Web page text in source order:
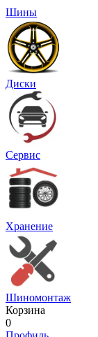
Шины
Диски
Сервис
Хранение
Шиномонтаж
Корзина
0